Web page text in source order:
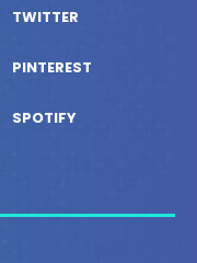
TWITTER
PINTEREST
SPOTIFY